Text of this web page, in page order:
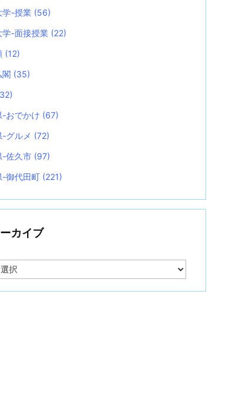
学-授業 (56)
学-面接授業 (22)
(12)
閣 (35)
-おでかけ (67)
-グルメ (72)
-佐久市 (97)
-御代田町 (221)
カイブ